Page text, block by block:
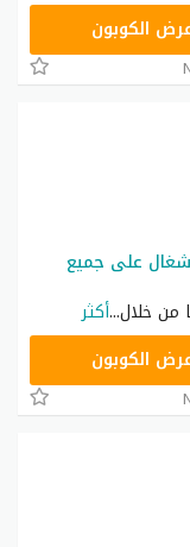
الكوبون
نجلاء عبدالعزيز خصم 50% شغال على جميع
من خلال...أكثر
الكوبون